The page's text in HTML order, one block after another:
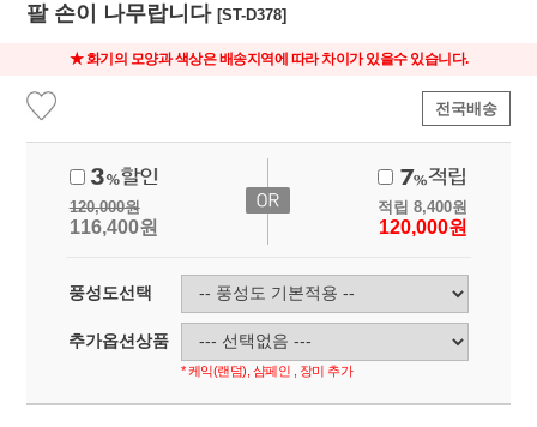
팔 손이 나무랍니다[ST-D378]
★ 화기의 모양과 색상은 배송지역에 따라 차이가 있을수 있습니다.
전국배송
120,000원
116,400원
적립 8,400원
120,000원
풍성도선택
추가옵션상품
* 케익(랜덤), 샴페인 , 장미 추가